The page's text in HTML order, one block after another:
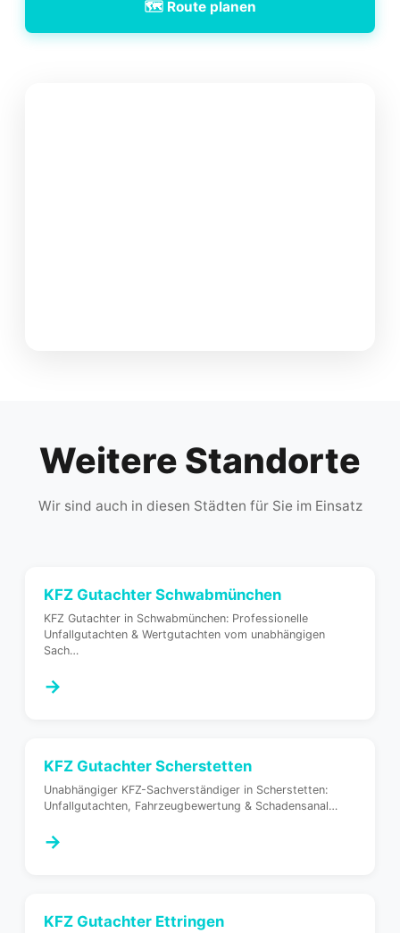
🗺️ Route planen
Weitere Standorte
Wir sind auch in diesen Städten für Sie im Einsatz
KFZ Gutachter Schwabmünchen
KFZ Gutachter in Schwabmünchen: Professionelle
Unfallgutachten & Wertgutachten vom unabhängigen
Sach…
→
KFZ Gutachter Scherstetten
Unabhängiger KFZ-Sachverständiger in Scherstetten:
Unfallgutachten, Fahrzeugbewertung & Schadensanal…
→
KFZ Gutachter Ettringen